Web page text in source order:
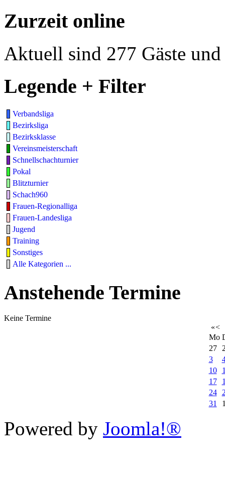
Zurzeit online
Aktuell sind 277 Gäste
Legende + Filter
Verbandsliga
Bezirksliga
Bezirksklasse
Vereinsmeisterschaft
Schnellschachturnier
Pokal
Blitzturnier
Schach960
Frauen-Regionalliga
Frauen-Landesliga
Jugend
Training
Sonstiges
Alle Kategorien ...
Anstehende Termine
Keine Termine
«<
Mo
27
3
10
17
24
31
Powered by Joomla!®